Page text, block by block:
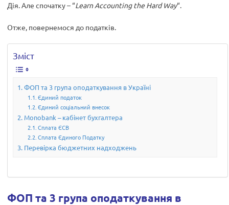
Дія. Але спочатку – “Learn Accounting the Hard Way“.
Отже, повернемося до податків.
Зміст
ФОП та 3 група оподаткування в Україні
Єдиний податок
Єдиний соціальний внесок
Monobank – кабінет бухгалтера
Сплата ЄСВ
Сплата Єдиного Податку
Перевірка бюджетних надходжень
ФОП та 3 група оподаткування в